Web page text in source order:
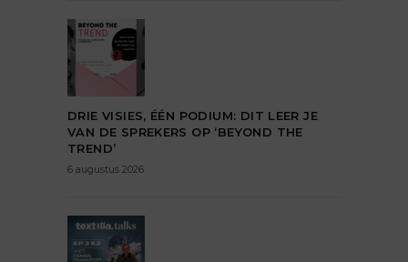
DRIE VISIES, ÉÉN PODIUM: DIT LEER JE
VAN DE SPREKERS OP ‘BEYOND THE
TREND’
6 augustus 2026